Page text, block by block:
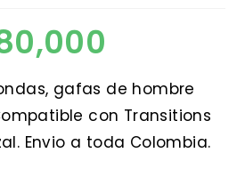
$180,000.
gafas de hombre
con Transitions
Envio a toda Colombia.